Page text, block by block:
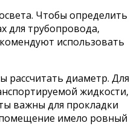
Чтобы определить
для трубопровода,
использовать
рассчитать диаметр. Для
жидкости,
важны для прокладки
имело ровный